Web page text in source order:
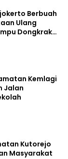
Berbuah
Ulang
Dongkrak
Kemlagi
Jalan
Kutorejo
Masyarakat